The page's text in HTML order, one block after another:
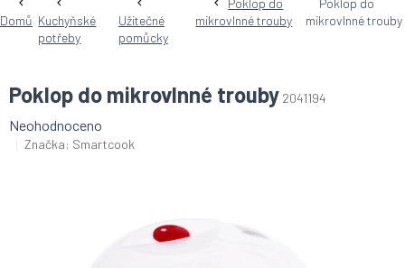
Domů Kuchyňské
potřeby
Užitečné
pomůcky
Poklop do
mikrovlnné trouby
Poklop do
mikrovlnné trouby
Poklop do mikrovlnné trouby 2041194
Průměrné
hodnocení
Neohodnoceno
Značka: Smartcook